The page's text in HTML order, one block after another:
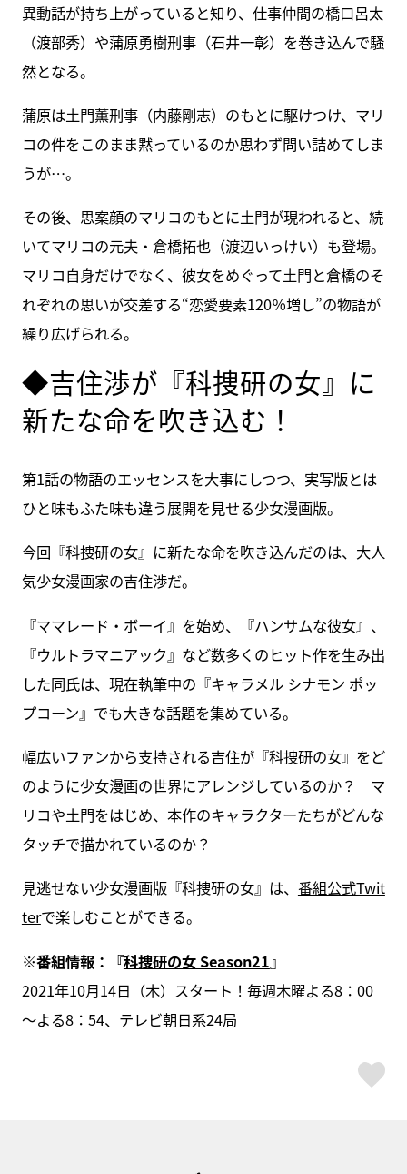
異動話が持ち上がっていると知り、仕事仲間の橋口呂太
（渡部秀）や蒲原勇樹刑事（石井一彰）を巻き込んで騒
然となる。
蒲原は土門薫刑事（内藤剛志）のもとに駆けつけ、マリ
コの件をこのまま黙っているのか思わず問い詰めてしま
うが…。
その後、思案顔のマリコのもとに土門が現われると、続
いてマリコの元夫・倉橋拓也（渡辺いっけい）も登場。
マリコ自身だけでなく、彼女をめぐって土門と倉橋のそ
れぞれの思いが交差する“恋愛要素120％増し”の物語が
繰り広げられる。
◆吉住渉が『科捜研の女』に
新たな命を吹き込む！
第1話の物語のエッセンスを大事にしつつ、実写版とは
ひと味もふた味も違う展開を見せる少女漫画版。
今回『科捜研の女』に新たな命を吹き込んだのは、大人
気少女漫画家の吉住渉だ。
『ママレード・ボーイ』を始め、『ハンサムな彼女』、
『ウルトラマニアック』など数多くのヒット作を生み出
した同氏は、現在執筆中の『キャラメル シナモン ポッ
プコーン』でも大きな話題を集めている。
幅広いファンから支持される吉住が『科捜研の女』をど
のように少女漫画の世界にアレンジしているのか？ マ
リコや土門をはじめ、本作のキャラクターたちがどんな
タッチで描かれているのか？
見逃せない少女漫画版『科捜研の女』は、 番組公式Twit
terで楽しむことができる。
※番組情報：『科捜研の女 Season21』
2021年10月14日（木）スタート！毎週木曜よる8：00
～よる8：54、テレビ朝日系24局